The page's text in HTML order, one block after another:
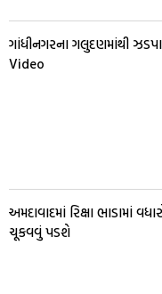
ગાંધીનગરના ગલુદણમાંથી
Video
અમદાવાદમાં રિક્ષા ભાડામાં
ચૂકવવું પડશે